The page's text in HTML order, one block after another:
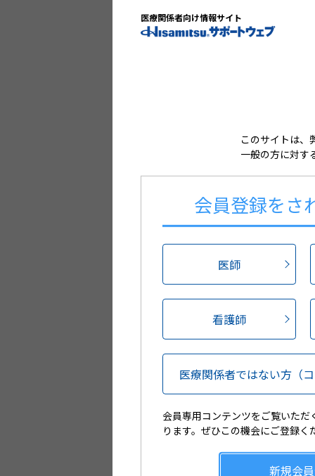
本剤は、日本初 ※
※：原発性手掌多汗
本剤は、1日1回、
手掌に対しポンプ5
て、主要評価項目
医療関係者向け情報サイト
このサイトは、
一般の方に対す
会員登録をさ
医師
看護師
医療関係者ではない方 （
会員専用コンテンツをご覧いた
ります。ぜひこの機会にご登録く
新規会